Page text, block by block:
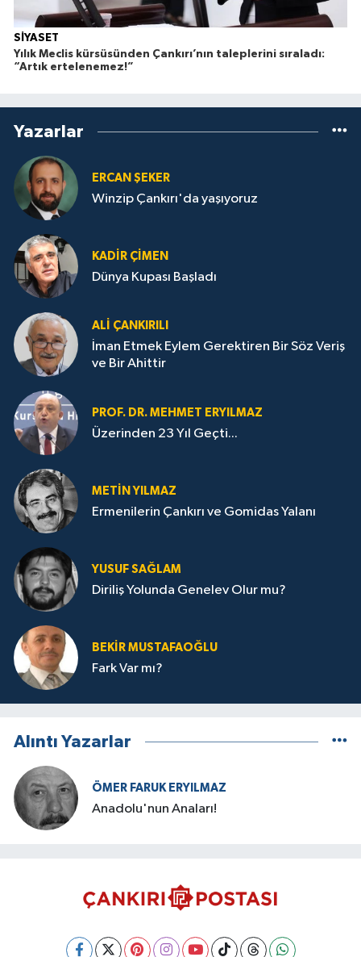
SİYASET
Yılık Meclis kürsüsünden Çankırı’nın taleplerini sıraladı:
“Artık ertelenemez!”
Yazarlar
ERCAN ŞEKER
Winzip Çankırı'da yaşıyoruz
KADIR ÇIMEN
Dünya Kupası Başladı
ALI ÇANKIRILI
İman Etmek Eylem Gerektiren Bir Söz Veriş
ve Bir Ahittir
PROF. DR. MEHMET ERYILMAZ
Üzerinden 23 Yıl Geçti...
METIN YILMAZ
Ermenilerin Çankırı ve Gomidas Yalanı
YUSUF SAĞLAM
Diriliş Yolunda Genelev Olur mu?
BEKIR MUSTAFAOĞLU
Fark Var mı?
Alıntı Yazarlar
ÖMER FARUK ERYILMAZ
Anadolu'nun Anaları!